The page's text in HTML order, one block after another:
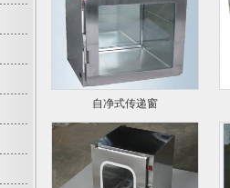
自净式传递窗